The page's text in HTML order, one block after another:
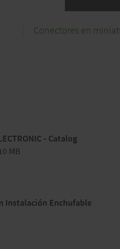
Conectores en
- Catalog
MB
Instalación Enchufable